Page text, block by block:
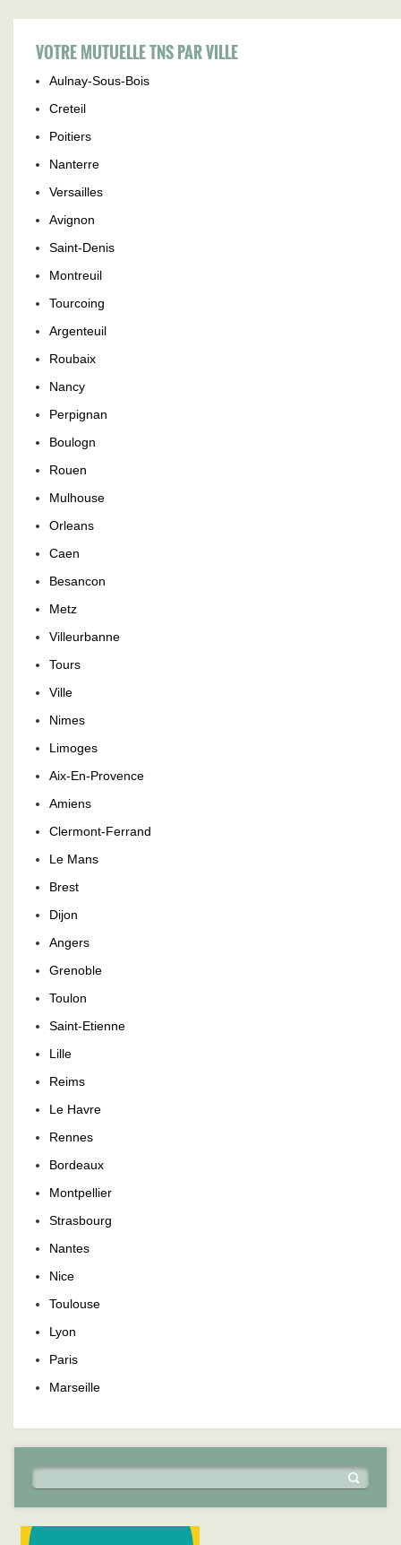
VOTRE MUTUELLE TNS PAR VILLE
Aulnay-Sous-Bois
Creteil
Poitiers
Nanterre
Versailles
Avignon
Saint-Denis
Montreuil
Tourcoing
Argenteuil
Roubaix
Nancy
Perpignan
Boulogn
Rouen
Mulhouse
Orleans
Caen
Besancon
Metz
Villeurbanne
Tours
Ville
Nimes
Limoges
Aix-En-Provence
Amiens
Clermont-Ferrand
Le Mans
Brest
Dijon
Angers
Grenoble
Toulon
Saint-Etienne
Lille
Reims
Le Havre
Rennes
Bordeaux
Montpellier
Strasbourg
Nantes
Nice
Toulouse
Lyon
Paris
Marseille